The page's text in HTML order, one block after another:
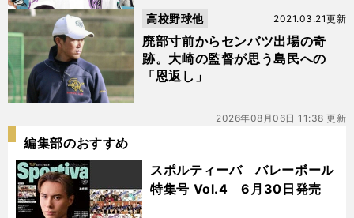
廃部寸前からセンバツ出場の奇
跡。大崎の監督が思う島民への
「恩返し」
2021.03.21更新
高校野球他
2026年08月06日 11:38 更新
編集部のおすすめ
スポルティーバ バレーボール
特集号 Vol.4 6月30日発売